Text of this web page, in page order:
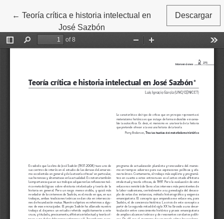
←Volver a los detalles del artículo
Teoría crítica e historia intelectual en
José Sazbón
Descargar